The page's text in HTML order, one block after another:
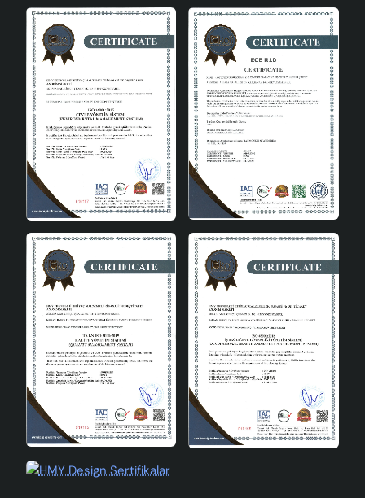
sınıfında yer alan bu ürün, modern yaşam alanları için
ideal bir seçenektir. Her detayında kalite ve zarafeti
hissedeceğiniz bu avize, mekanınıza değer katacak.Bu
avize ile iç mekanlarınızı aydınlatırken, aynı zamanda
tarzınızı yansıtacak bir dekoratif unsur elde edebilirsiniz.
Tubol Tekli Sarkıt Antrasit Beyaz, şıklığı ve işlevselliği bir
araya getirerek, mekanınıza modern bir dokunuş katmak
için mükemmel bir seçimdir.